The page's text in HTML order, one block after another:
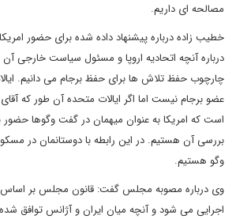
مصالحه ای داریم.
خطیب زاده درباره پیشنهاد داده شده برای حضور
درباره آنچه اتحادیه اروپا و مسئول سیاست خارجی آن
چارچوب حفظ تلاش ها برای حفظ برجام می دانیم.
عضو برجام نیست اما اگر ایالات متحده آن طور که
است که امریکا به عنوان میهمان در گفت وگوها حضور
بررسی آن هستیم. در این رابطه با دوستانمان در
وگو هستیم.
وی درباره مصوبه مجلس گفت: قانون مجلس بر اساس
اجرایی می شود و آنچه میان ایران و آژانس توافق